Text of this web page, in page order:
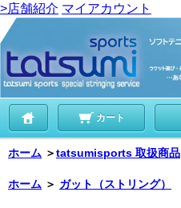
>店舗紹介 マイアカウント
カート
ホーム ＞tatsumisports 取扱商品
ホーム ＞ ガット（ストリング）